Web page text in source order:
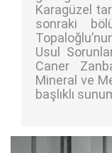
Karagüzel
sonraki
Usul
Caner
Mineral ve
başlıklı